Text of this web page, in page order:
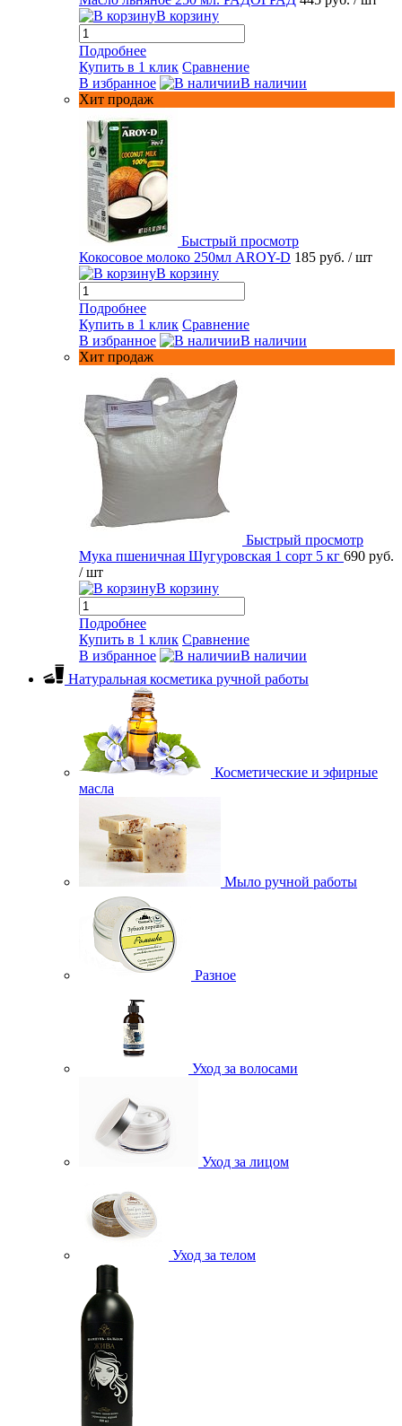
В корзину
Подробнее
Купить в 1 клик Сравнение
В избранное
В наличии
Хит продаж
Быстрый просмотр
Кокосовое молоко 250мл AROY-D 185 руб. / шт
В корзину
Подробнее
Купить в 1 клик Сравнение
В избранное
В наличии
Хит продаж
Быстрый просмотр
Мука пшеничная Шугуровская 1 сорт 5 кг 690 руб.
/ шт
В корзину
Подробнее
Купить в 1 клик Сравнение
В избранное
В наличии
Натуральная косметика ручной работы
Косметические и эфирные
масла
Мыло ручной работы
Разное
Уход за волосами
Уход за лицом
Уход за телом